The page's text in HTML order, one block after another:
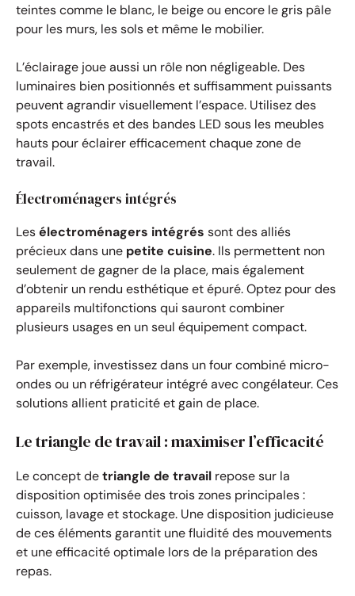
teintes comme le blanc, le beige ou encore le gris pâle
pour les murs, les sols et même le mobilier.
L’éclairage joue aussi un rôle non négligeable. Des
luminaires bien positionnés et suffisamment puissants
peuvent agrandir visuellement l’espace. Utilisez des
spots encastrés et des bandes LED sous les meubles
hauts pour éclairer efficacement chaque zone de
travail.
Électroménagers intégrés
Lesélectroménagers intégrés sont des alliés
précieux dans une petite cuisine. Ils permettent non
seulement de gagner de la place, mais également
d’obtenir un rendu esthétique et épuré. Optez pour des
appareils multifonctions qui sauront combiner
plusieurs usages en un seul équipement compact.
Par exemple, investissez dans un four combiné micro-
ondes ou un réfrigérateur intégré avec congélateur. Ces
solutions allient praticité et gain de place.
Le triangle de travail : maximiser l’efficacité
Le concept detriangle de travail repose sur la
disposition optimisée des trois zones principales :
cuisson, lavage et stockage. Une disposition judicieuse
de ces éléments garantit une fluidité des mouvements
et une efficacité optimale lors de la préparation des
repas.